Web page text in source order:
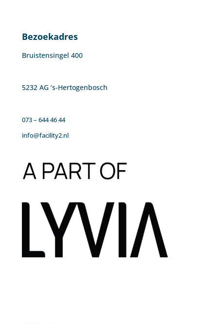
Bezoekadres
Bruistensingel 400
5232 AG ‘s-Hertogenbosch
073 – 644 46 44
info@facility2.nl